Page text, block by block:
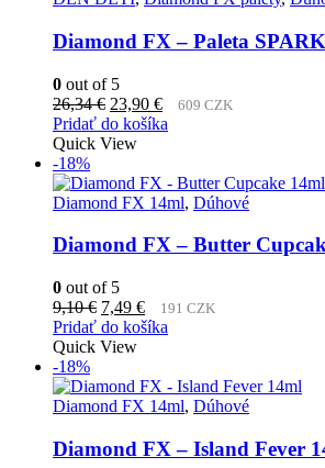
Diamond FX – Paleta
0 out of 5
26,34€ Pôvodná
cena
bola:
23,90 €Aktuálna
cena
609 CZK
Pridať do košíka
Quick View
-18%
Diamond FX 14ml, Dúhové
Diamond FX – Butter
0 out of 5
9,10€ Pôvodná
cena
bola:
7,49 €Aktuálna
cena
191 CZK
Pridať do košíka
Quick View
-18%
Diamond FX 14ml, Dúhové
Diamond FX – Island Fever